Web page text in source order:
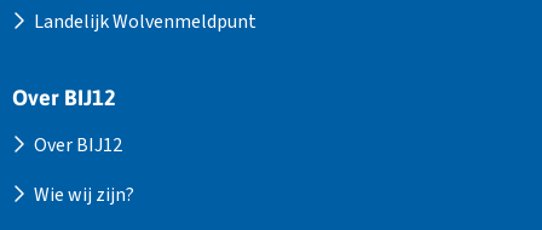
Landelijk Wolvenmeldpunt
Over BIJ12
Over BIJ12
Wie wij zijn?